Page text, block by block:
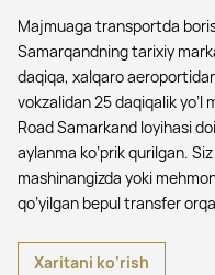
Majmuaga transportda
Samarqandning tarixiy
daqiqa, xalqaro
vokzalidan 25 daqiqalik yo’l
Road Samarkand loyihasi
aylanma ko’prik qurilgan.
mashinangizda yoki
qo’yilgan bepul transfer
Xaritani ko‘rish